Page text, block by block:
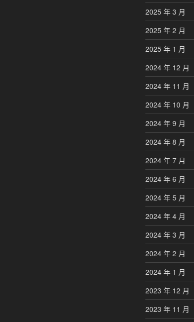
2025 年 3 月
2025 年 2 月
2025 年 1 月
2024 年 12 月
2024 年 11 月
2024 年 10 月
2024 年 9 月
2024 年 8 月
2024 年 7 月
2024 年 6 月
2024 年 5 月
2024 年 4 月
2024 年 3 月
2024 年 2 月
2024 年 1 月
2023 年 12 月
2023 年 11 月